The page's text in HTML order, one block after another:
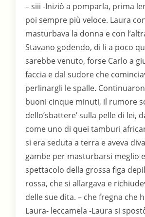
– siii -Iniziò a pomparla, prima
poi sempre più veloce. Laura
masturbava la donna e con
Stavano godendo, di li a poco
sarebbe venuto, forse Carlo a
faccia e dal sudore che
perlinargli le spalle.
buoni cinque minuti, il rumore
dello’sbattere’ sulla pelle di lei,
come uno di quei tamburi
si era seduta a terra e aveva
gambe per masturbarsi meglio
spettacolo della grossa figa
rossa, che si allargava e
delle sue dita. – che fregna che
Laura- leccamela -Laura si